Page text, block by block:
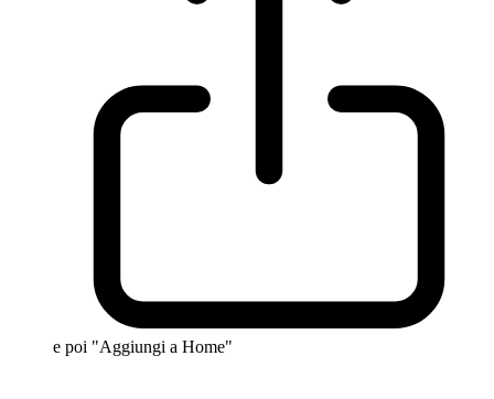
e poi "Aggiungi a Home"